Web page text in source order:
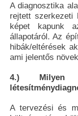
A diagnosztika
rejtett szerkezeti
képet kapunk
állapotáról. Az
hibák/eltérések
ami jelentős
4.) Milyen
A tervezési és